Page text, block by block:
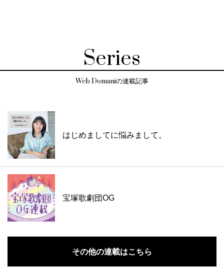
Series
Web Domaniの連載記事
はじめましてに悩みまして。
宝塚歌劇団OG
その他の連載はこちら